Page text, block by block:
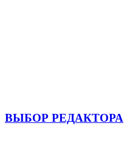
ВЫБОР РЕДАКТОРА